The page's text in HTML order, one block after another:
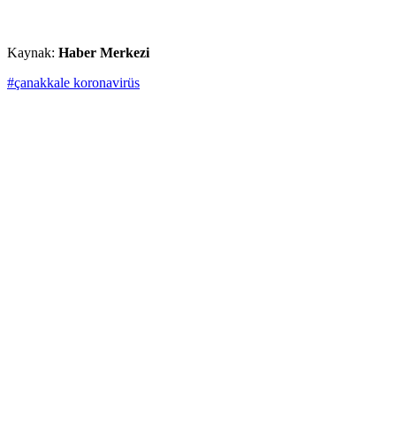
Kaynak: Haber Merkezi
#çanakkale koronavirüs